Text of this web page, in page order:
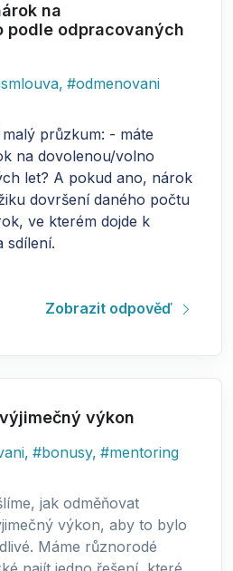
na
podle odpracovaných
, #odmenovani
průzkum: - máte
na dovolenou/volno
let? A pokud ano, nárok
dovršení daného počtu
ve kterém dojde k
sdílení.
Zobrazit odpověď
výkon
, #bonusy, #mentoring
jak odměňovat
výkon, aby to bylo
Máme různorodé